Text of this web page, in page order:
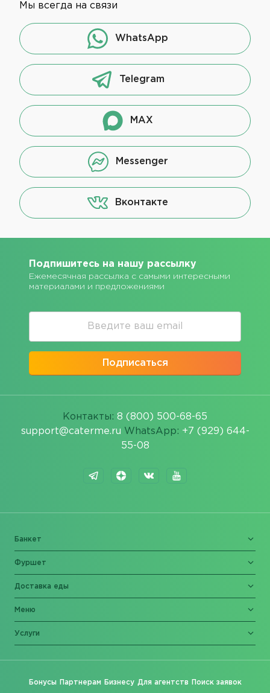
Мы всегда на связи
WhatsApp
Telegram
MAX
Messenger
Вконтакте
Подпишитесь на нашу рассылку
Ежемесячная рассылка с самыми интересными
материалами и предложениями
Подписаться
Контакты: 8 (800) 500-68-65
support@caterme.ru WhatsApp: +7 (929) 644-
55-08
Банкет
Фуршет
Доставка еды
Меню
Услуги
Бонусы Партнерам Бизнесу Для агентств Поиск заявок